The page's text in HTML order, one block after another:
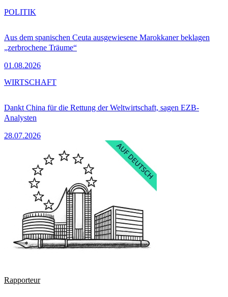
Aus dem spanischen Ceuta ausgewiesene Marokkaner beklagen
„zerbrochene Träume“
01.08.2026
POLITIK
Dankt China für die Rettung der Weltwirtschaft, sagen EZB-
Analysten
28.07.2026
WIRTSCHAFT
Rapporteur